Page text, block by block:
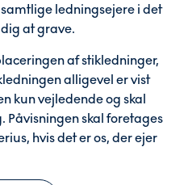
ledningsejere i det
at grave.
af stikledninger,
alligevel er vist
kun vejledende og skal
skal foretages
hvis det er os, der ejer